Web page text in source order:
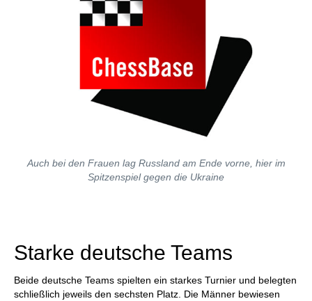
Auch bei den Frauen lag Russland am Ende vorne, hier im
Spitzenspiel gegen die Ukraine
Starke deutsche Teams
Beide deutsche Teams spielten ein starkes Turnier und belegten
schließlich jeweils den sechsten Platz. Die Männer bewiesen